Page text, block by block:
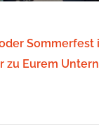
Sommerfest
zu Eurem